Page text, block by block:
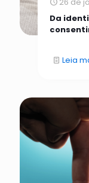
26 de
Da
Leia